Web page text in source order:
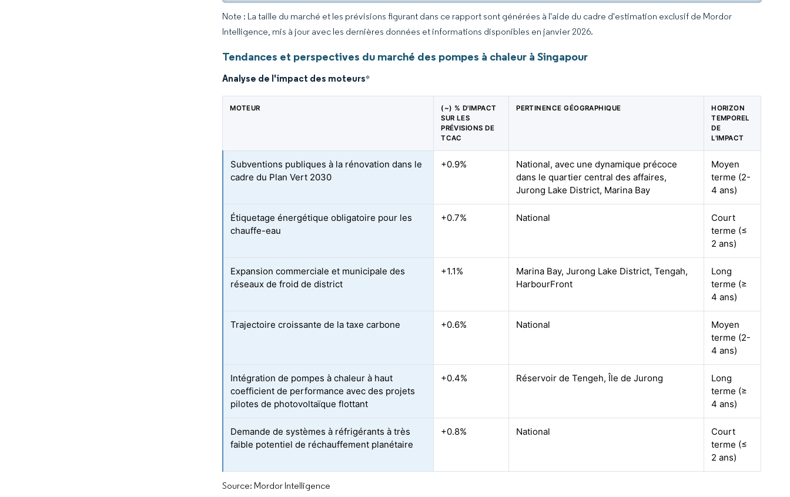
Note : La taille du marché et les prévisions figurant dans ce rapport sont générées à l'aide du cadre d'estimation exclusif de Mordor
Intelligence, mis à jour avec les dernières données et informations disponibles en janvier 2026.
Tendances et perspectives du marché des pompes à chaleur à Singapour
Analyse de l'impact des moteurs*
MOTEUR
(~) % D'IMPACT
SUR LES
PRÉVISIONS DE
TCAC
PERTINENCE GÉOGRAPHIQUE
HORIZON
TEMPOREL
DE
L'IMPACT
Subventions publiques à la rénovation dans le
cadre du Plan Vert 2030
+0.9%
National, avec une dynamique précoce
dans le quartier central des affaires,
Jurong Lake District, Marina Bay
Moyen
terme (2-
4 ans)
Étiquetage énergétique obligatoire pour les
chauffe-eau
+0.7% National
Court
terme (≤
2 ans)
Expansion commerciale et municipale des
réseaux de froid de district
+1.1%
Marina Bay, Jurong Lake District, Tengah,
HarbourFront
Long
terme (≥
4 ans)
Trajectoire croissante de la taxe carbone +0.6% National
Moyen
terme (2-
4 ans)
Intégration de pompes à chaleur à haut
coefficient de performance avec des projets
pilotes de photovoltaïque flottant
+0.4% Réservoir de Tengeh, Île de Jurong
Long
terme (≥
4 ans)
Demande de systèmes à réfrigérants à très
faible potentiel de réchauffement planétaire
+0.8% National
Court
terme (≤
2 ans)
Source: Mordor Intelligence